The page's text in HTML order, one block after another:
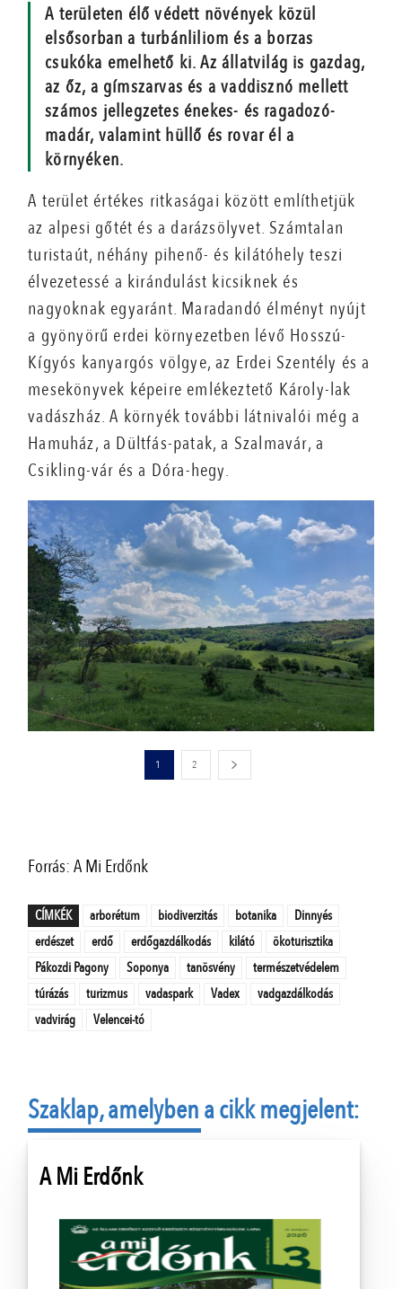
A területen élő védett növények közül
elsősorban a turbánliliom és a borzas
csukóka emelhető ki. Az állatvilág is gazdag,
az őz, a gímszarvas és a vaddisznó mellett
számos jellegzetes énekes- és ragadozó-
madár, valamint hüllő és rovar él a
környéken.
A terület értékes ritkaságai között említhetjük
az alpesi gőtét és a darázsölyvet. Számtalan
turistaút, néhány pihenő- és kilátóhely teszi
élvezetessé a kirándulást kicsiknek és
nagyoknak egyaránt. Maradandó élményt nyújt
a gyönyörű erdei környezetben lévő Hosszú-
Kígyós kanyargós völgye, az Erdei Szentély és a
mesekönyvek képeire emlékeztető Károly-lak
vadászház. A környék további látnivalói még a
Hamuház, a Dültfás-patak, a Szalmavár, a
Csikling-vár és a Dóra-hegy.
1 2
Forrás: A Mi Erdőnk
CÍMKÉK arborétum biodiverzitás botanika
Dinnyés
erdészet
erdő erdőgazdálkodás kilátó
ökoturisztika
Pákozdi Pagony
Soponya tanösvény
természetvédelem
túrázás
turizmus vadaspark Vadex
vadgazdálkodás
vadvirág
Velencei-tó
Szaklap, amelyben a cikk megjelent:
A Mi Erdőnk